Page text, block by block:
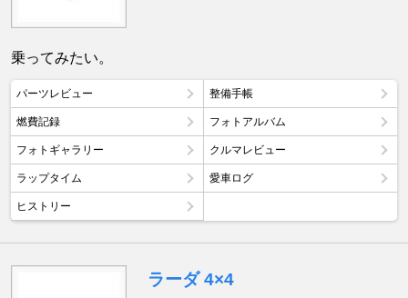
乗ってみたい。
パーツレビュー 整備手帳
燃費記録 フォトアルバム
フォトギャラリー クルマレビュー
ラップタイム 愛車ログ
ヒストリー
ラーダ 4×4